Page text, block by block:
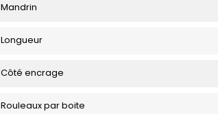
Mandrin
Longueur
Côté encrage
Rouleaux par boite